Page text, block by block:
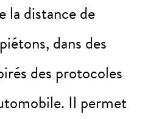
la distance de
dans des
des protocoles
Il permet